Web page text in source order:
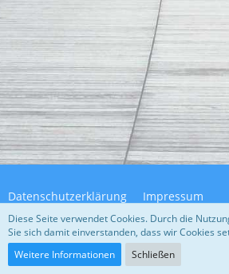
Datenschutzerklärung Impressum
Community-Software:
Diese Seite verwendet Cookies. Durch die
Sie sich damit einverstanden, dass wir Cookies
Weitere Informationen
Schließen